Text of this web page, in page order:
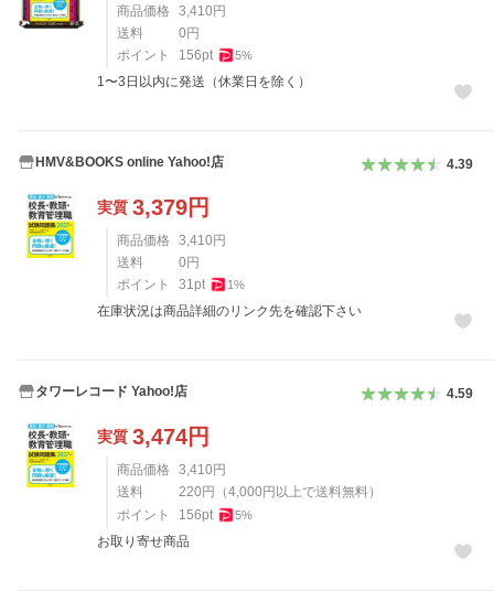
商品価格 3,410 円
送料
0 円
ポイント
156pt 5%
1〜3日以内に発送（休業日を除く）
HMV&BOOKS online Yahoo!店 4.39
実質 3,379円
商品価格 3,410 円
送料
0 円
ポイント
31pt 1%
在庫状況は商品詳細のリンク先を確認下さい
タワーレコード Yahoo!店 4.59
実質 3,474円
商品価格 3,410 円
送料
220 円 （4,000 円以上で送料無料）
ポイント
156pt 5%
お取り寄せ商品